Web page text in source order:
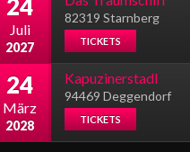
24
Juli
2027
82319 Starnberg
TICKETS
24
März
2028
Kapuzinerstadl
94469 Deggendorf
TICKETS